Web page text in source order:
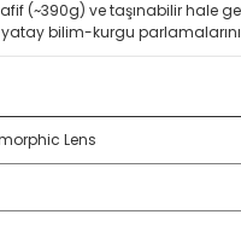
(~390g) ve taşınabilir hale
bilim-kurgu
Lens